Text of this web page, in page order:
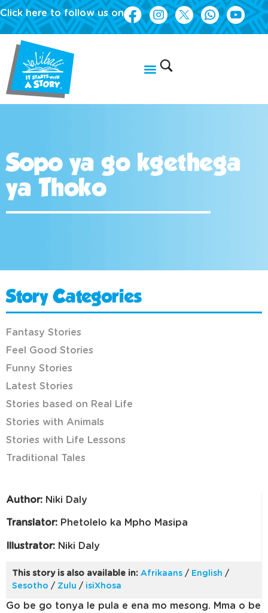
Click here to follow us on
Sopo ya go kgethega
ya Thoko
Author: Niki Daly
Translator: Phetolelo ka Mpho Masipa
Illustrator: Niki Daly
This story is also available in: Afrikaans / English /
Sesotho / Zulu / isiXhosa
Go be go tonya le pula e ena mo mesong. Mma o be
Story Categories
Fantasy Stories
Feel Good Stories
Funny Stories
Latest Stories
Stories based on Real Life
Stories with Animals
Stories with Life Lessons
Traditional Tales